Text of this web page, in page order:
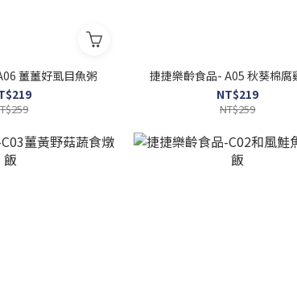
薑薑好虱目魚粥
捷捷樂齡食品- A05 秋葵棉腐
NT$219
NT$259